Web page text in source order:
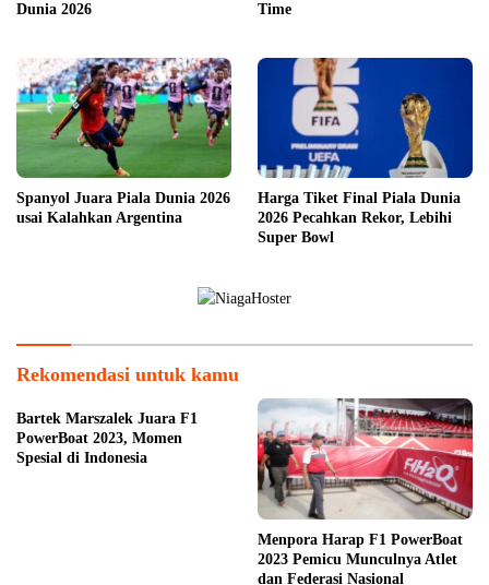
Dunia 2026 Time
Spanyol Juara Piala Dunia 2026
usai Kalahkan Argentina
Harga Tiket Final Piala Dunia
2026 Pecahkan Rekor, Lebihi
Super Bowl
Rekomendasi untuk kamu
Bartek Marszalek Juara F1
PowerBoat 2023, Momen
Spesial di Indonesia
Menpora Harap F1 PowerBoat
2023 Pemicu Munculnya Atlet
dan Federasi Nasional